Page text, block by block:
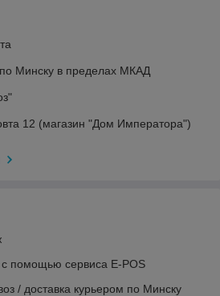
Минску в пределах МКАД
12 (магазин "Дом Императора")
помощью сервиса E-POS
/ доставка курьером по Минску